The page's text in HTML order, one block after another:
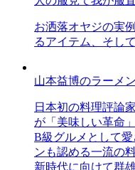
お洒落オヤジの実
るアイテム、そし
山本益博のラーメ
日本初の料理評論
が「美味しい革命
B級グルメとして
ンも認める一流の
新時代に向けて群